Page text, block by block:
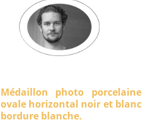
Médaillon photo porcelaine
ovale horizontal noir et blanc
bordure blanche.